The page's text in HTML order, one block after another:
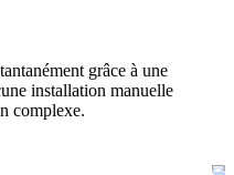
grâce à une
installation manuelle
complexe.